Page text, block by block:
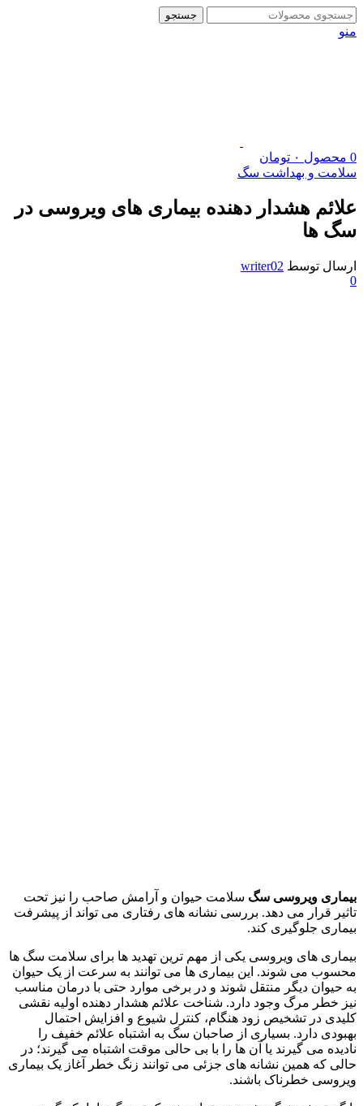
جستجو
منو
0 محصول ۰ تومان
سلامت و بهداشت سگ
علائم هشدار دهنده بیماری‌ های ویروسی در
سگ ها
ارسال توسط writer02
0
بیماری ویروسی سگ سلامت حیوان و آرامش صاحب را نیز تحت
تاثیر قرار می‌ دهد. بررسی نشانه‌ های رفتاری می‌ تواند از پیشرفت
بیماری جلوگیری کند.
بیماری‌ های ویروسی یکی از مهم‌ ترین تهدید ها برای سلامت سگ‌ ها
محسوب می‌ شوند. این بیماری‌ ها می‌ توانند به سرعت از یک حیوان
به حیوان دیگر منتقل شوند و در برخی موارد حتی با درمان مناسب
نیز خطر مرگ وجود دارد. شناخت علائم هشدار دهنده اولیه نقشی
کلیدی در تشخیص زود هنگام، کنترل شیوع و افزایش احتمال
بهبودی دارد. بسیاری از صاحبان سگ به اشتباه علائم خفیف را
نادیده می‌ گیرند یا آن‌ ها را با بی‌ حالی موقت اشتباه می‌ گیرند؛ در
حالی که همین نشانه‌ های جزئی می‌ توانند زنگ خطر آغاز یک بیماری
ویروسی خطرناک باشند.